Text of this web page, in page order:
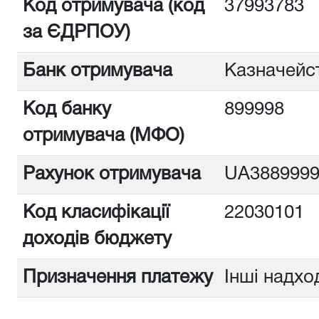
Код отримувача (код
за ЄДРПОУ)
37993783
Банк отримувача
Код банку
отримувача (МФО)
899998
Рахунок отримувача
Код класифікації
доходів бюджету
22030101
Призначення платежу Інші